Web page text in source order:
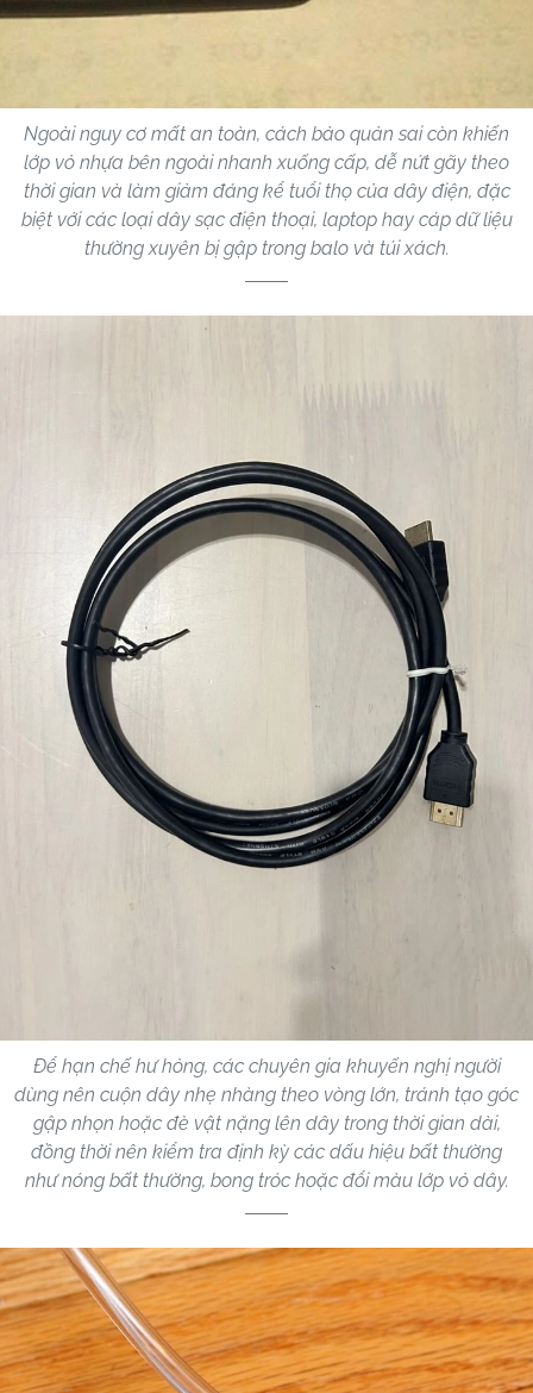
Ngoài nguy cơ mất an toàn, cách bảo quản sai còn khiến
lớp vỏ nhựa bên ngoài nhanh xuống cấp, dễ nứt gãy theo
thời gian và làm giảm đáng kể tuổi thọ của dây điện, đặc
biệt với các loại dây sạc điện thoại, laptop hay cáp dữ liệu
thường xuyên bị gập trong balo và túi xách.
Để hạn chế hư hỏng, các chuyên gia khuyến nghị người
dùng nên cuộn dây nhẹ nhàng theo vòng lớn, tránh tạo góc
gập nhọn hoặc đè vật nặng lên dây trong thời gian dài,
đồng thời nên kiểm tra định kỳ các dấu hiệu bất thường
như nóng bất thường, bong tróc hoặc đổi màu lớp vỏ dây.